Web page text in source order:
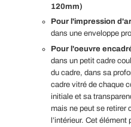
120mm)
Pour l'impression
dans une enveloppe
Pour l'oeuvre
dans un petit cadre
du cadre, dans sa
cadre vitré de chaque
initiale et sa
mais ne peut se retirer
l’intérieur. Cet